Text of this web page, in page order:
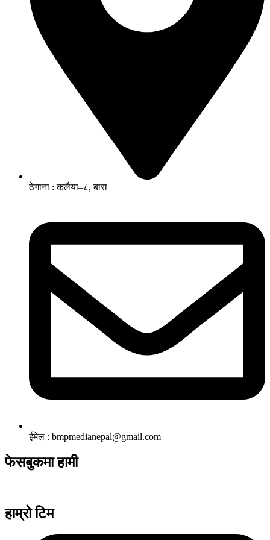
ठेगाना : कलैया–८, बारा
ईमेल : bmpmedianepal@gmail.com
फेसबुकमा हामी
हाम्रो टिम